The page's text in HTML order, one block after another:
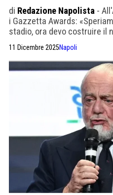
di Redazione Napolista -
i Gazzetta Awards:
stadio, ora devo costruire il
11 Dicembre 2025Napoli